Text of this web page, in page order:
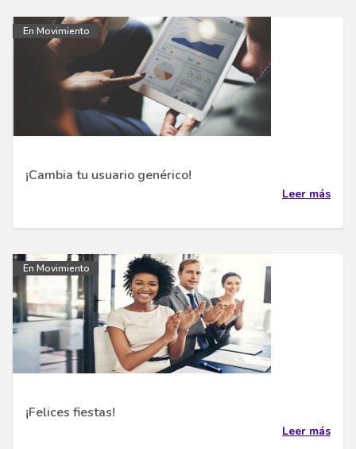
En Movimiento
¡Cambia tu usuario genérico!
Leer más
En Movimiento
¡Felices fiestas!
Leer más